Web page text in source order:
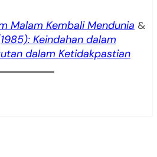
Malam Kembali Mendunia &
Keindahan dalam
dalam Ketidakpastian